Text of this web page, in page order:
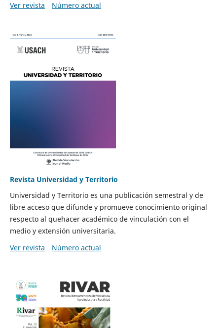
Ver revista
Número actual
Revista Universidad y Territorio
Universidad y Territorio es una publicación semestral y de
libre acceso que difunde y promueve conocimiento original
respecto al quehacer académico de vinculación con el
medio y extensión universitaria.
Ver revista
Número actual